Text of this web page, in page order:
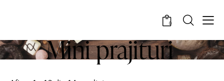
0
Mini prajituri